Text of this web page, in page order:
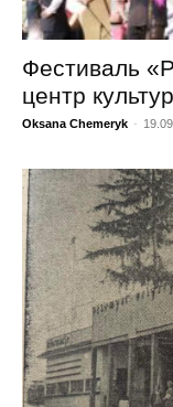
Фестиваль
центр
Oksana Chemeryk -